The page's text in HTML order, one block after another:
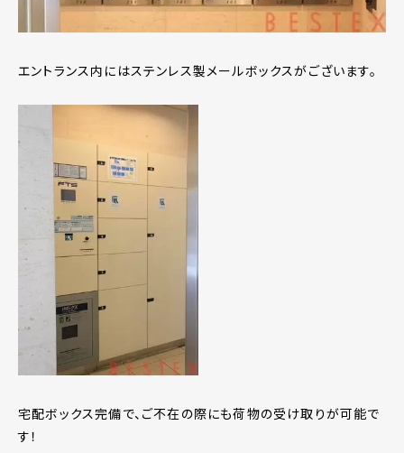
エントランス内にはステンレス製メールボックスがございます。
宅配ボックス完備で、ご不在の際にも荷物の受け取りが可能で
す！